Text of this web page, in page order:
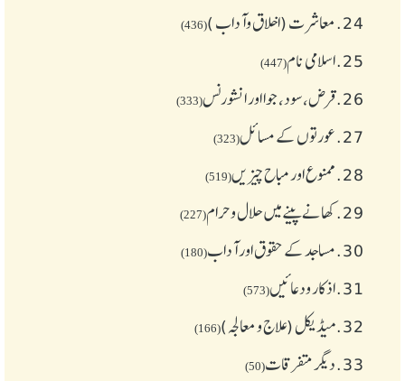
24. معاشرت (اخلاق وآداب )(436)
25. اسلامی نام(447)
26. قرض،سود، جوا اور انشورنس(333)
27. عورتوں کے مسائل(323)
28. ممنوع اور مباح چیز یں(519)
29. کھانے پینے میں حلال و حرام(227)
30. مساجد کے حقوق اور آداب(180)
31. اذکار ودعائیں(573)
32. میڈیکل (علاج و معالجہ)(166)
33. دیگر متفرقات(50)